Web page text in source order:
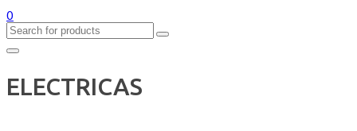
0
ELECTRICAS